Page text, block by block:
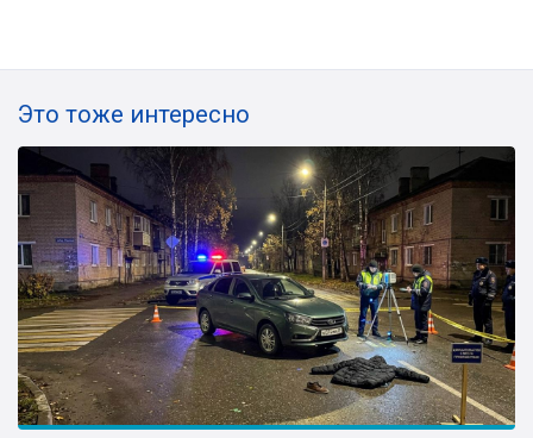
Это тоже интересно